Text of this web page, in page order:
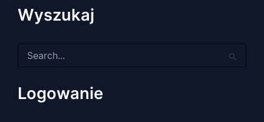
Wyszukaj
dla:
Logowanie